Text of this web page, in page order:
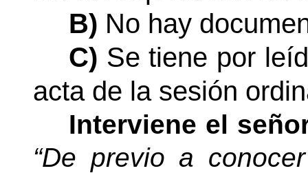
B) No hay
C) Se tiene por
acta de la sesión
Interviene el
“De previo a